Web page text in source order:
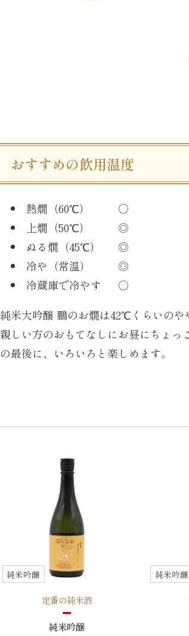
おすすめの飲用温度
熱燗（60℃）
○
上燗（50℃）
◎
ぬる燗（45℃）
◎
冷や（常温）
◎
冷蔵庫で冷やす
○
純米大吟醸 鵬のお燗は42℃くらいのや
親しい方のおもてなしにお昼にちょ
の最後に、いろいろと楽しめます。
純米吟醸
定番の純米酒
純米吟醸
純米吟醸